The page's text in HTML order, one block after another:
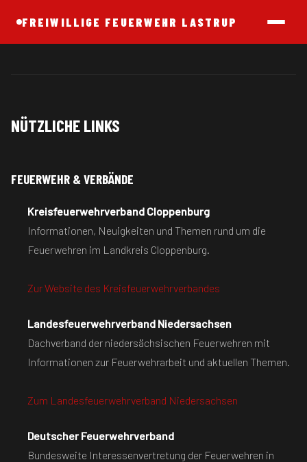
FREIWILLIGE FEUERWEHR LASTRUP
NÜTZLICHE LINKS
FEUERWEHR & VERBÄNDE
Kreisfeuerwehrverband Cloppenburg
Informationen, Neuigkeiten und Themen rund um die
Feuerwehren im Landkreis Cloppenburg.
Zur Website des Kreisfeuerwehrverbandes
Landesfeuerwehrverband Niedersachsen
Dachverband der niedersächsischen Feuerwehren mit
Informationen zur Feuerwehrarbeit und aktuellen Themen.
Zum Landesfeuerwehrverband Niedersachsen
Deutscher Feuerwehrverband
Bundesweite Interessenvertretung der Feuerwehren in